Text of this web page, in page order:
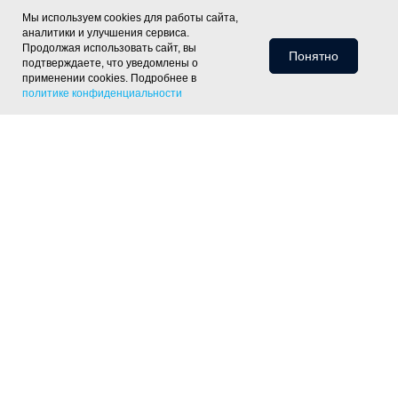
Мы используем cookies для работы сайта,
аналитики и улучшения сервиса.
Продолжая использовать сайт, вы
подтверждаете, что уведомлены о
применении cookies. Подробнее в
политике конфиденциальности
Понятно